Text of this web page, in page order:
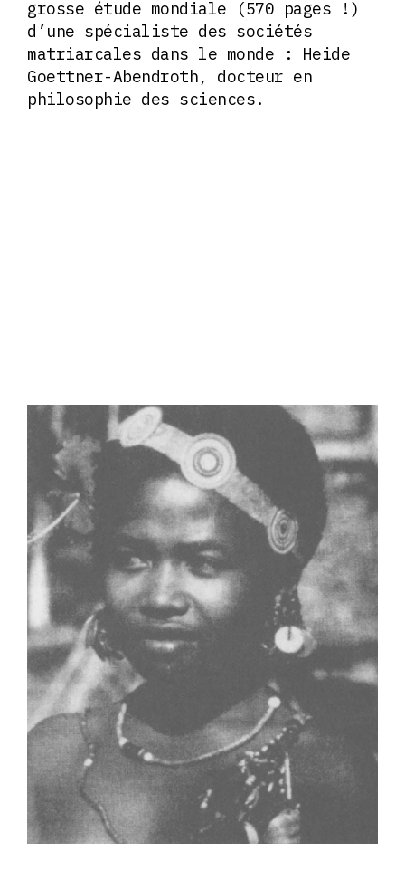
grosse étude mondiale (570 pages !)
d’une spécialiste des sociétés
matriarcales dans le monde : Heide
Goettner-Abendroth, docteur en
philosophie des sciences.